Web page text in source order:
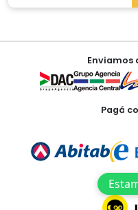
Navegación
entradas
Enviamos
Pagá
Tu